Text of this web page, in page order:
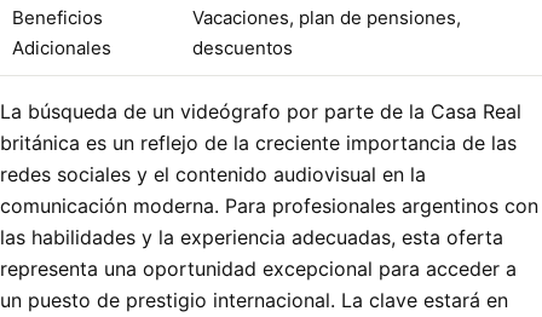
Beneficios
Adicionales
Vacaciones, plan de pensiones,
descuentos
La búsqueda de un videógrafo por parte de la Casa Real
británica es un reflejo de la creciente importancia de las
redes sociales y el contenido audiovisual en la
comunicación moderna. Para profesionales argentinos con
las habilidades y la experiencia adecuadas, esta oferta
representa una oportunidad excepcional para acceder a
un puesto de prestigio internacional. La clave estará en